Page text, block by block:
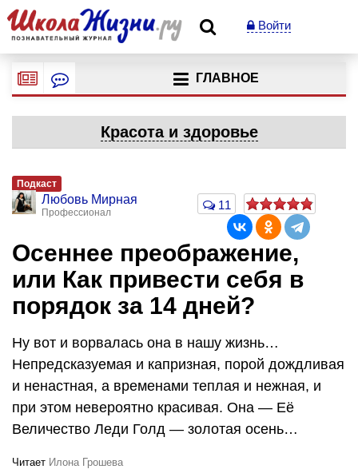
Войти
ГЛАВНОЕ
Красота и здоровье
Подкаст
Любовь Мирная
Профессионал
11
Осеннее преображение,
или Как привести себя в
порядок за 14 дней?
Ну вот и ворвалась она в нашу жизнь…
Непредсказуемая и капризная, порой дождливая
и ненастная, а временами теплая и нежная, и
при этом невероятно красивая. Она — Её
Величество Леди Голд — золотая осень…
Читает Илона Грошева